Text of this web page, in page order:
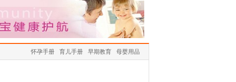
怀孕手册 育儿手册 早期教育 母婴用品